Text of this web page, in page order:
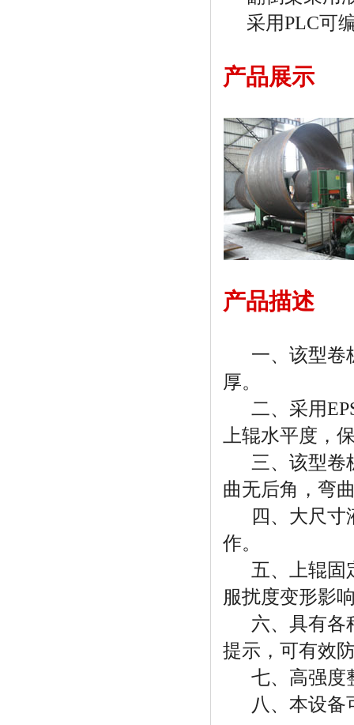
采用PLC可
产品展示
产品描述
一、该型卷
厚。
二、采用
上辊水平度，
三、该型卷
曲无后角，弯
四、大尺寸
作。
五、上辊固
服扰度变形影
六、具有各
提示，可有效
七、高强度
八、本设备